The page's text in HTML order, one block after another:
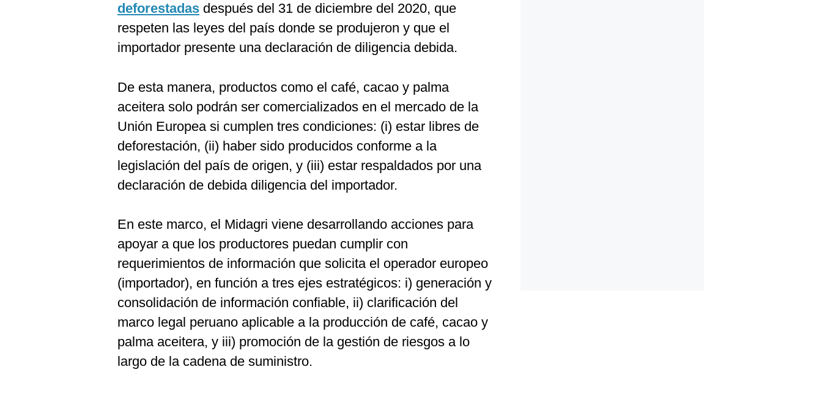
deforestadas después del 31 de diciembre del 2020, que
respeten las leyes del país donde se produjeron y que el
importador presente una declaración de diligencia debida.
De esta manera, productos como el café, cacao y palma
aceitera solo podrán ser comercializados en el mercado de la
Unión Europea si cumplen tres condiciones: (i) estar libres de
deforestación, (ii) haber sido producidos conforme a la
legislación del país de origen, y (iii) estar respaldados por una
declaración de debida diligencia del importador.
En este marco, el Midagri viene desarrollando acciones para
apoyar a que los productores puedan cumplir con
requerimientos de información que solicita el operador europeo
(importador), en función a tres ejes estratégicos: i) generación y
consolidación de información confiable, ii) clarificación del
marco legal peruano aplicable a la producción de café, cacao y
palma aceitera, y iii) promoción de la gestión de riesgos a lo
largo de la cadena de suministro.